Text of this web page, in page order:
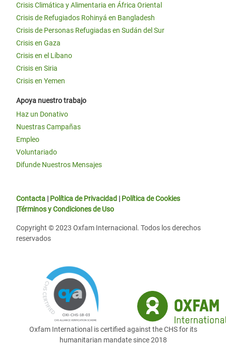
Crisis Climática y Alimentaria en África Oriental
Crisis de Refugiados Rohinyá en Bangladesh
Crisis de Personas Refugiadas en Sudán del Sur
Crisis en Gaza
Crisis en el Líbano
Crisis en Siria
Crisis en Yemen
Apoya nuestro trabajo
Haz un Donativo
Nuestras Campañas
Empleo
Voluntariado
Difunde Nuestros Mensajes
Contacta | Política de Privacidad | Política de Cookies
|Términos y Condiciones de Uso
Copyright © 2023 Oxfam Internacional. Todos los derechos
reservados
Oxfam International is certified against the CHS for its
humanitarian mandate since 2018